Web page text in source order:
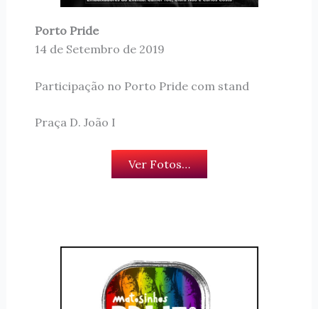
Porto Pride
14 de Setembro de 2019
Participação no Porto Pride com stand
Praça D. João I
Ver Fotos…